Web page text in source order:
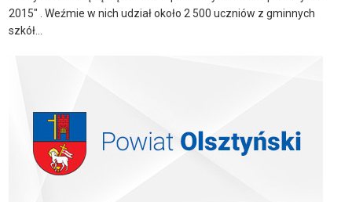
2015" . Weźmie w nich udział około 2 500 uczniów z gminnych
szkół...